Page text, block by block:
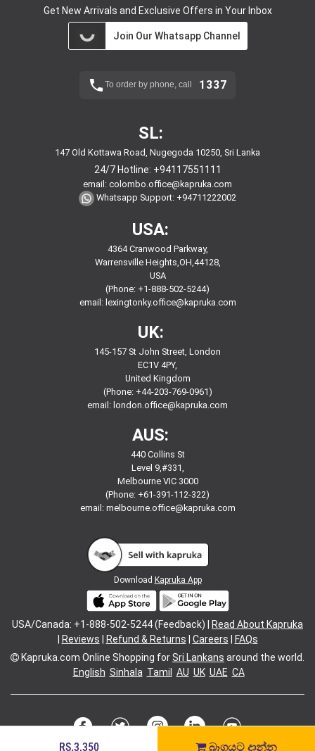
RS.3,350 බෑගයට දාන්න
Get New Arrivals and Exclusive Offers in Your Inbox
Join Our Whatsapp Channel
To order by phone, call 1337
SL:
147 Old Kottawa Road, Nugegoda 10250, Sri Lanka
24/7 Hotline: +94117551111
email: colombo.office@kapruka.com
Whatsapp Support: +94711222002
USA:
4364 Cranwood Parkway,
Warrensville Heights,OH,44128,
USA
(Phone: +1-888-502-5244)
email: lexingtonky.office@kapruka.com
UK:
145-157 St John Street, London
EC1V 4PY,
United Kingdom
(Phone: +44-203-769-0961)
email: london.office@kapruka.com
AUS:
440 Collins St
Level 9,#331,
Melbourne VIC 3000
(Phone: +61-391-112-322)
email: melbourne.office@kapruka.com
Download Kapruka App
USA/Canada: +1-888-502-5244 (Feedback) |
Read About Kapruka
Reviews Refund & Returns Careers
FAQs
Kapruka.com Online Shopping forSri Lankans around the world.
English Sinhala Tamil AU UK UAE CA